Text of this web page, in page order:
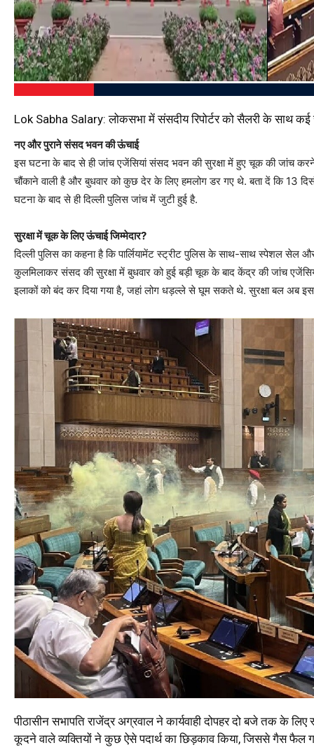
Lok Sabha Salary: लोकसभा में संसदीय रिपोर्टर को सैलरी के साथ कई
नए और पुराने संसद भवन की ऊंचाई
इस घटना के बाद से ही जांच एजेंसियां संसद भवन की सुरक्षा में हुए चूक की जांच
चौंकाने वाली है और बुधवार को कुछ देर के लिए हमलोग डर गए थे. बता दें कि 13
घटना के बाद से ही दिल्ली पुलिस जांच में जुटी हुई है.
सुरक्षा में चूक के लिए ऊंचाई जिम्मेदार?
दिल्ली पुलिस का कहना है कि पार्लियामेंट स्ट्रीट पुलिस के साथ-साथ स्पेशल सेल
कुलमिलाकर संसद की सुरक्षा में बुधवार को हुई बड़ी चूक के बाद केंद्र की जांच
इलाकों को बंद कर दिया गया है, जहां लोग धड़ल्ले से घूम सकते थे. सुरक्षा बल अब
पीठासीन सभापति राजेंद्र अग्रवाल ने कार्यवाही दोपहर दो बजे तक के
कूदने वाले व्यक्तियों ने कुछ ऐसे पदार्थ का छिड़काव किया, जिससे गैस फैल